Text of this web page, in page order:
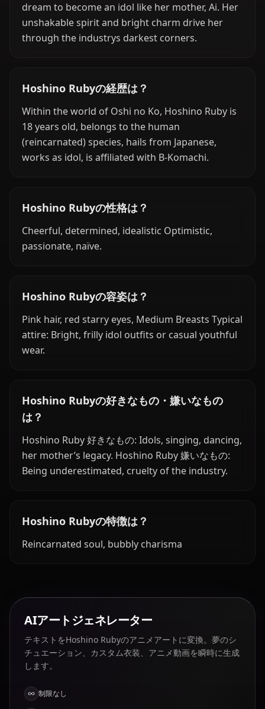
dream to become an idol like her mother, Ai. Her
unshakable spirit and bright charm drive her
through the industrys darkest corners.
Hoshino Rubyの経歴は？
Within the world of Oshi no Ko, Hoshino Ruby is
18 years old, belongs to the human
(reincarnated) species, hails from Japanese,
works as idol, is affiliated with B-Komachi.
Hoshino Rubyの性格は？
Cheerful, determined, idealistic Optimistic,
passionate, naïve.
Hoshino Rubyの容姿は？
Pink hair, red starry eyes, Medium Breasts Typical
attire: Bright, frilly idol outfits or casual youthful
wear.
Hoshino Rubyの好きなもの・嫌いなもの
は？
Hoshino Ruby 好きなもの: Idols, singing, dancing,
her mother’s legacy. Hoshino Ruby 嫌いなもの:
Being underestimated, cruelty of the industry.
Hoshino Rubyの特徴は？
Reincarnated soul, bubbly charisma
AIアートジェネレーター
テキストをHoshino Rubyのアニメアートに変換。夢のシ
チュエーション、カスタム衣装、アニメ動画を瞬時に生成
します。
制限なし